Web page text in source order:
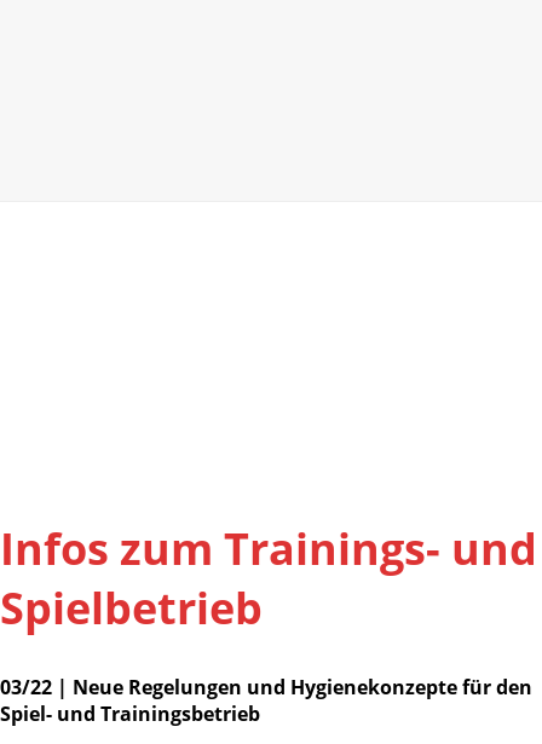
Infos zum Trainings- und
Spielbetrieb
03/22 | Neue Regelungen und Hygienekonzepte für den
Spiel- und Trainingsbetrieb